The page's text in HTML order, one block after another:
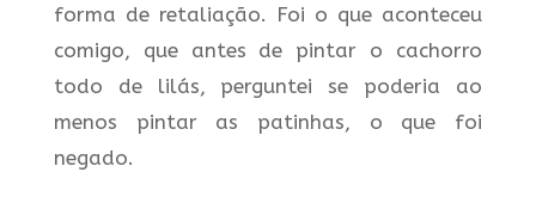
forma de retaliação. Foi o que aconteceu
comigo, que antes de pintar o cachorro
todo de lilás, perguntei se poderia ao
menos pintar as patinhas, o que foi
negado.